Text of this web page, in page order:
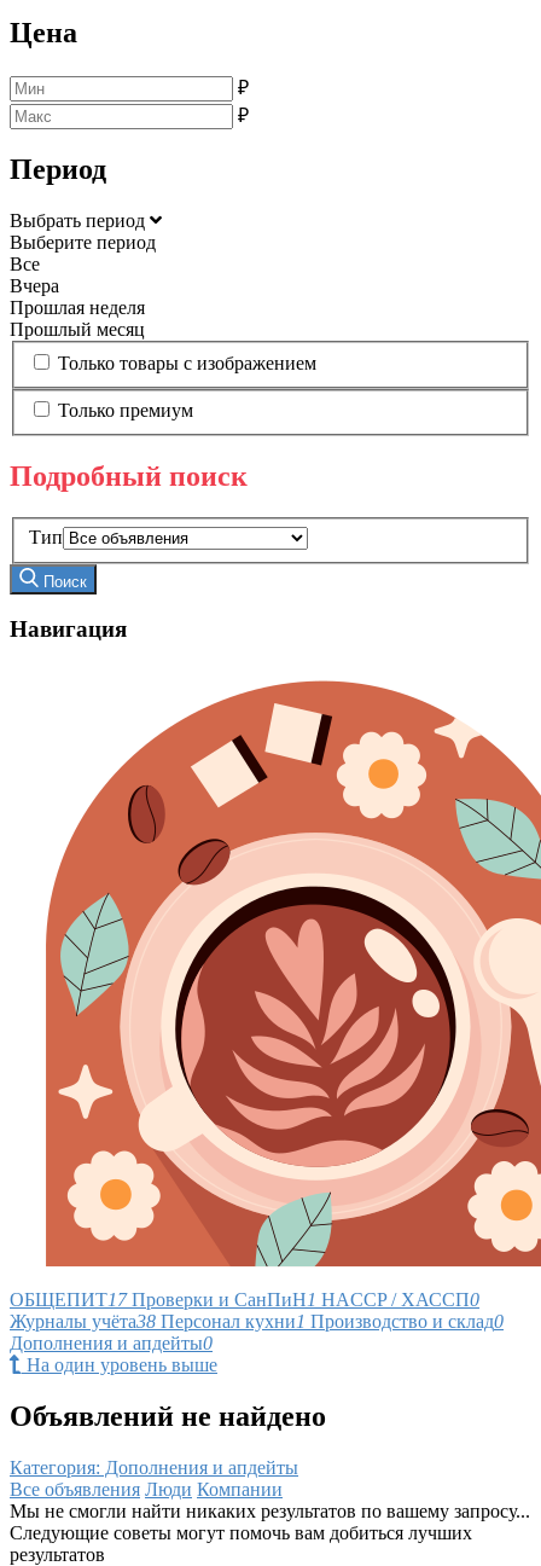
Цена
₽
₽
Период
Выбрать период
Выберите период
Все
Вчера
Прошлая неделя
Прошлый месяц
Только товары с изображением
Только премиум
Подробный поиск
Тип
Поиск
Навигация
ОБЩЕПИТ17 Проверки и СанПиН1 HACCP / ХАССП0
Журналы учёта38 Персонал кухни1 Производство и склад0
Дополнения и апдейты0
На один уровень выше
Объявлений не найдено
Категория: Дополнения и апдейты
Все объявления Люди Компании
Мы не смогли найти никаких результатов по вашему запросу...
Следующие советы могут помочь вам добиться лучших
результатов